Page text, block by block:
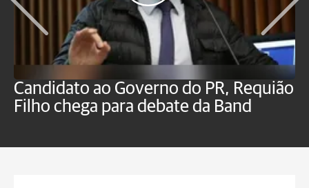
Candidato ao Governo do PR, Requião
Filho chega para debate da Band